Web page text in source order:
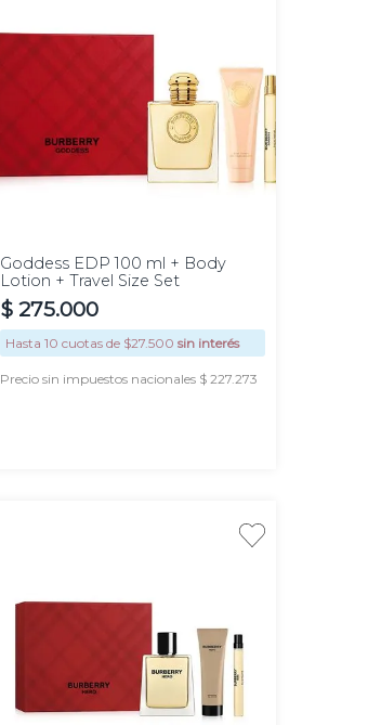
Goddess EDP 100 ml + Body
Lotion + Travel Size Set
$ 275.000
Hasta 10 cuotas de $27.500 sin interés
Precio sin impuestos nacionales $ 227.273